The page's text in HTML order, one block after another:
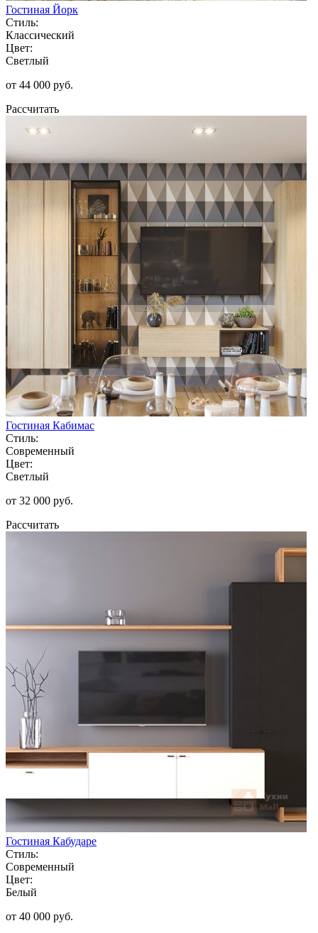
Гостиная Йорк
Стиль:
Классический
Цвет:
Светлый
от 44 000 руб.
Рассчитать
Гостиная Кабимас
Стиль:
Современный
Цвет:
Светлый
от 32 000 руб.
Рассчитать
Гостиная Кабударе
Стиль:
Современный
Цвет:
Белый
от 40 000 руб.